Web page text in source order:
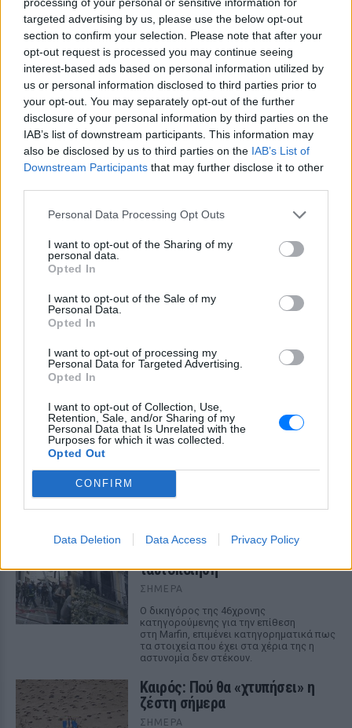
targeted advertising by us, please use the below opt-out
section to confirm your selection. Please note that after your
opt-out request is processed you may continue seeing
interest-based ads based on personal information utilized by
us or personal information disclosed to third parties prior to
your opt-out. You may separately opt-out of the further
disclosure of your personal information by third parties on the
IAB’s list of downstream participants. This information may
also be disclosed by us to third parties on the IAB’s List of
Downstream Participants that may further disclose it to other
Personal Data Processing Opt Outs
I want to opt-out of the Sharing of my
personal data.
Opted In
I want to opt-out of the Sale of my
Personal Data.
Opted In
I want to opt-out of processing my
Personal Data for Targeted Advertising.
Opted In
I want to opt-out of Collection, Use,
Retention, Sale, and/or Sharing of my
Personal Data that Is Unrelated with the
Purposes for which it was collected.
Opted Out
CONFIRM
Data Deletion Data Access Privacy Policy
ελέγχων για να επισπευστεί η διέλευση
των ταξιδιωτών
Μύκονος: Ιταλοί τουρίστες
έκαναν «κλαμπ» βανάκι transfer
‑ Αντιδράσεις για το ξέφρενο
πάρτι
ΣΉΜΕΡΑ
Χοροί, φωνές, φωτογραφίες: Λες και
ήταν σε κλαμπ
Η απάντηση της Ιταλίας στην
Ισπανία
Αμετάπειστη παραμένει η ιταλική
Μαραντόνα: «Ήταν πρησμένος, δεν σηκωνόταν
από το κρεβάτι και είχε παραιτηθεί» – Τι
αποκάλυψε ο μασέρ του στη δίκη
Η κατάθεση του Νικολά Ταφαρέλ στο δικαστήριο
ΣΉΜΕΡΑ
Marfin: Επιμένει ο δικηγόρος
ταυτοποίηση
ΣΉΜΕΡΑ
Ο δικηγόρος της 46χρονης
κατηγορούμενης για την επίθεση
στη Marfin, επιμένει κατηγορηματικά πως
τα στοιχεία που έχει στα χέρια της η
αστυνομία δεν στέκουν.
Καιρός: Πού θα «χτυπήσει» η
ζέστη σήμερα
ΣΉΜΕΡΑ